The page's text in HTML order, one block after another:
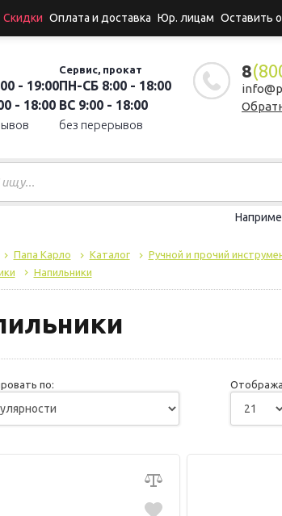
Скидки Оплата и доставка Юр. лицам Оставить
- 19:00
- 18:00
Сервис, прокат
ПН-СБ 8:00 - 18:00
ВС 9:00 - 18:00
без перерывов
8
Папа Карло Каталог Ручной и прочий
Напильники
по: